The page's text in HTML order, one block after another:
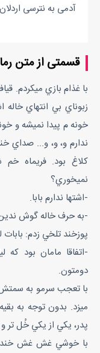
آدمی به نترسی
قسمتی از متن
با غذام بازي ميكردم.
زبوناي بي انتهاي
خونه م پيدا نميشه و
ندارم و، و، و... صداي
كلاغ بود. فريماه
نميخوري؟
-اشتها ندارم بابا.
-به حرف خاله گوش
پوزخند تلخي زدم:
-اتفاقا مامان بود
دومتون.
با تعجب سرمو به سمتش
ميزد. بدون توجه به
پدر، يكي از يكي خُل تر و
با خوشي غش غش